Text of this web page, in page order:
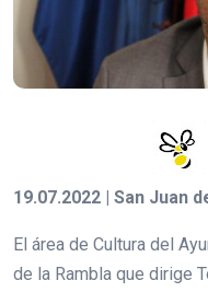
19.07.2022 | San Juan
El área de Cultura del
de la Rambla que dirige